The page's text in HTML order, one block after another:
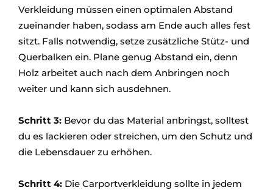
Verkleidung müssen einen optimalen Abstand
zueinander haben, sodass am Ende auch alles fest
sitzt. Falls notwendig, setze zusätzliche Stütz- und
Querbalken ein. Plane genug Abstand ein, denn
Holz arbeitet auch nach dem Anbringen noch
weiter und kann sich ausdehnen.
Schritt 3: Bevor du das Material anbringst, solltest
du es lackieren oder streichen, um den Schutz und
die Lebensdauer zu erhöhen.
Schritt 4: Die Carportverkleidung sollte in jedem